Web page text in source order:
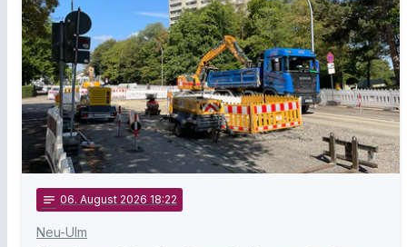
notes 06. August 2026 18:22
Neu-Ulm